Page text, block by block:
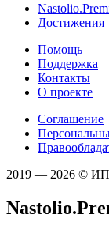
Достижения
Помощь
Поддержка
Контакты
О проекте
Соглашение
2019 — 2026 ©